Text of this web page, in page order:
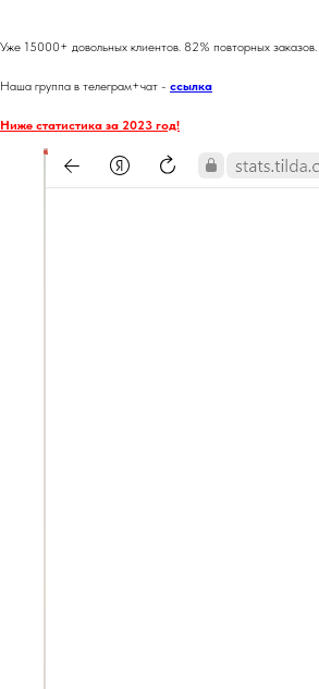
Уже 15000+ довольных клиентов. 82% повторных
Наша группа в телеграм+чат - ссылка
Ниже статистика за 2023 год!